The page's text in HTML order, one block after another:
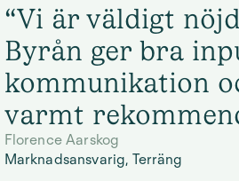
“Vi är väldigt
Byrån ger bra
kommunikation
varmt
Florence Aarskog
Marknadsansvarig, Terräng